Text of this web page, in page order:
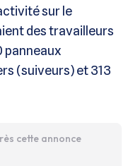
sur le
des travailleurs
panneaux
(suiveurs) et 313
cette annonce